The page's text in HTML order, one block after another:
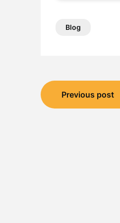
Blog
Post
navigation
Previous post